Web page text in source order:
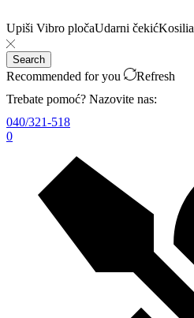
Upiši Vibro pločaUdarni čekićKosilia
Search
Recommended for you
Refresh
Trebate pomoć? Nazovite nas:
040/321-518
0